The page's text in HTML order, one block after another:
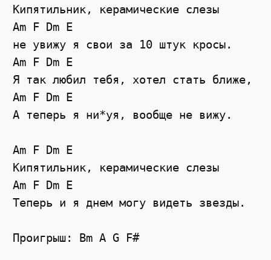
Кипятильник, керамические слезы
Am F Dm E
не увижу я свои за 10 штук кросы.
Am F Dm E
Я так любил тебя, хотел стать ближе,
Am F Dm E
А теперь я ни*уя, вообще не вижу.
Am F Dm E
Кипятильник, керамические слезы
Am F Dm E
Теперь и я днем могу видеть звезды.
Проигрыш: Bm A G F#